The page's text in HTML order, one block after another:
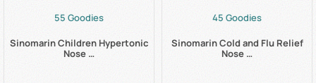
55 Goodies
Sinomarin Children Hypertonic
Nose …
45 Goodies
Sinomarin Cold and Flu Relief
Nose …